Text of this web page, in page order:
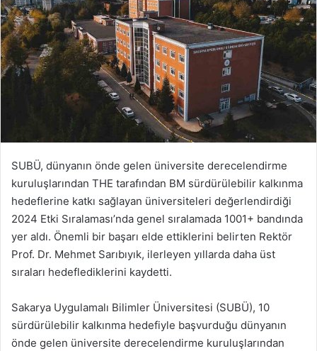
SUBÜ, dünyanın önde gelen üniversite derecelendirme
kuruluşlarından THE tarafından BM sürdürülebilir kalkınma
hedeflerine katkı sağlayan üniversiteleri değerlendirdiği
2024 Etki Sıralaması’nda genel sıralamada 1001+ bandında
yer aldı. Önemli bir başarı elde ettiklerini belirten Rektör
Prof. Dr. Mehmet Sarıbıyık, ilerleyen yıllarda daha üst
sıraları hedeflediklerini kaydetti.
Sakarya Uygulamalı Bilimler Üniversitesi (SUBÜ), 10
sürdürülebilir kalkınma hedefiyle başvurduğu dünyanın
önde gelen üniversite derecelendirme kuruluşlarından